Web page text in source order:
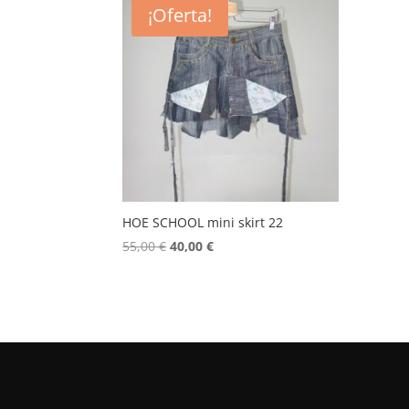
¡Oferta!
HOE SCHOOL mini skirt 22
55,00€El
40,00€El